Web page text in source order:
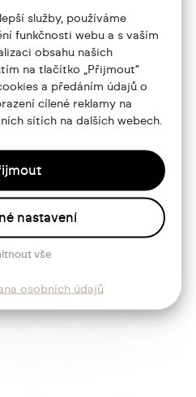
služby, používáme
funkčnosti webu a s vaším
obsahu našich
na tlačítko „Přijmout“
a předáním údajů o
cílené reklamy na
sítích na dalších webech.
vše
nastavení
osobních údajů
mně
mě